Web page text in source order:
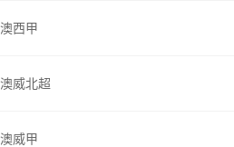
澳西甲
澳威北超
澳威甲